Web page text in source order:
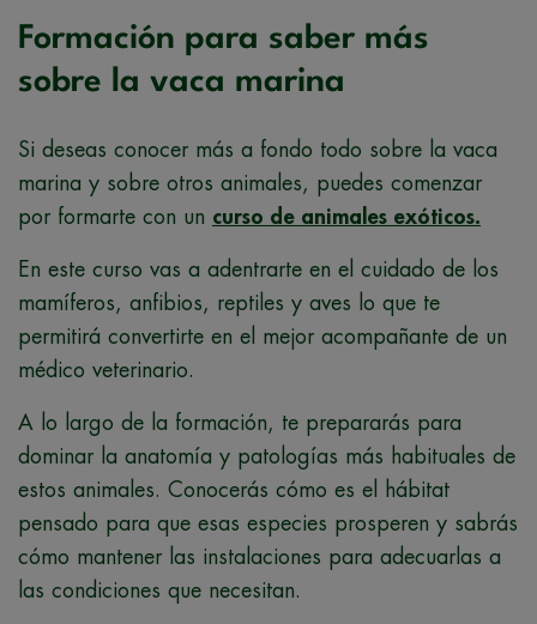
Formación para saber más
sobre la vaca marina
Si deseas conocer más a fondo todo sobre la vaca
marina y sobre otros animales, puedes comenzar
por formarte con un curso de animales exóticos.
En este curso vas a adentrarte en el cuidado de los
mamíferos, anfibios, reptiles y aves lo que te
permitirá convertirte en el mejor acompañante de un
médico veterinario.
A lo largo de la formación, te prepararás para
dominar la anatomía y patologías más habituales de
estos animales. Conocerás cómo es el hábitat
pensado para que esas especies prosperen y sabrás
cómo mantener las instalaciones para adecuarlas a
las condiciones que necesitan.